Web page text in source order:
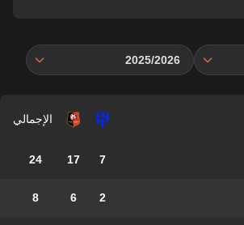
2025/2026
الإجمالي
7
17
24
2
6
8